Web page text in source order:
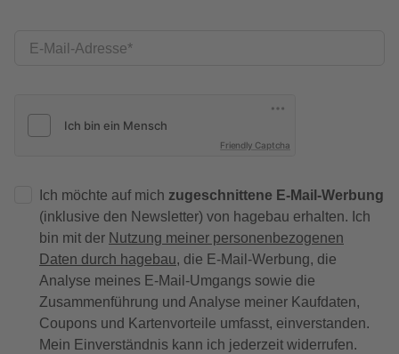
E-Mail-Adresse
Friendly Captcha
Ich möchte auf mich zugeschnittene E-Mail-Werbung
(inklusive den Newsletter) von hagebau erhalten. Ich
bin mit der Nutzung meiner personenbezogenen
Daten durch hagebau, die E-Mail-Werbung, die
Analyse meines E-Mail-Umgangs sowie die
Zusammenführung und Analyse meiner Kaufdaten,
Coupons und Kartenvorteile umfasst, einverstanden.
Mein Einverständnis kann ich jederzeit widerrufen.